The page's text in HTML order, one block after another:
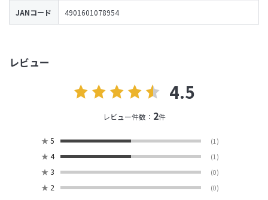
レビュー
4.5
レビュー件数： 2件
★ 5 (1)
★ 4 (1)
★ 3 (0)
★ 2 (0)
JANコード 4901601078954